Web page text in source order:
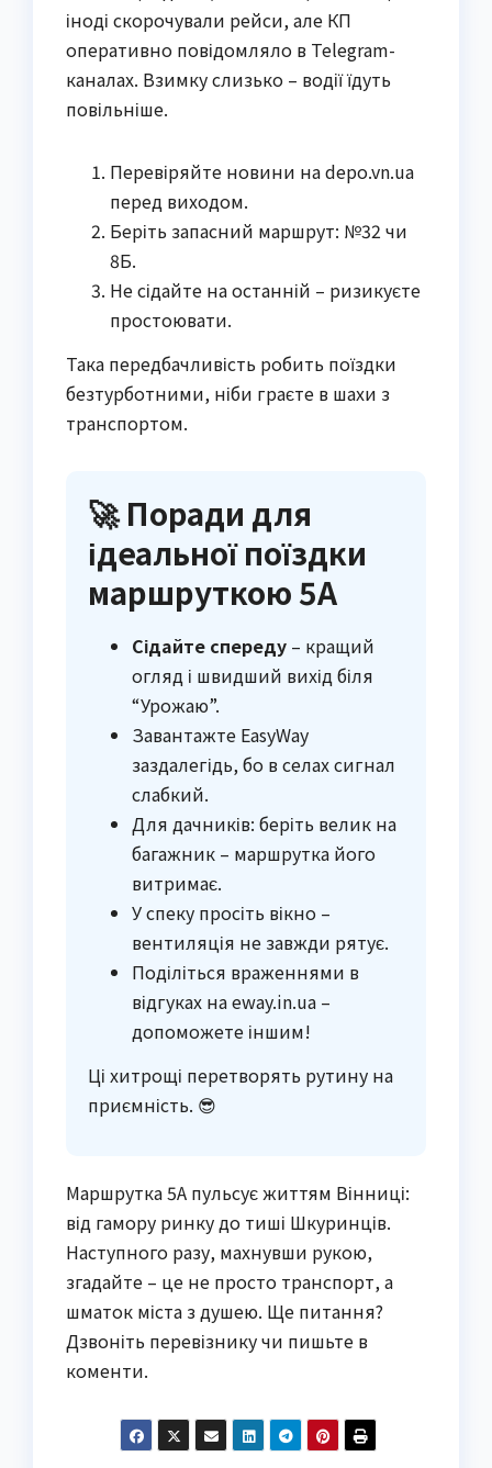
іноді скорочували рейси, але КП
оперативно повідомляло в Telegram-
каналах. Взимку слизько – водії їдуть
повільніше.
Перевіряйте новини на depo.vn.ua
перед виходом.
Беріть запасний маршрут: №32 чи
8Б.
Не сідайте на останній – ризикуєте
простоювати.
Така передбачливість робить поїздки
безтурботними, ніби граєте в шахи з
транспортом.
🚀 Поради для
ідеальної поїздки
маршруткою 5А
Сідайте спереду – кращий
огляд і швидший вихід біля
“Урожаю”.
Завантажте EasyWay
заздалегідь, бо в селах сигнал
слабкий.
Для дачників: беріть велик на
багажник – маршрутка його
витримає.
У спеку просіть вікно –
вентиляція не завжди рятує.
Поділіться враженнями в
відгуках на eway.in.ua –
допоможете іншим!
Ці хитрощі перетворять рутину на
приємність. 😎
Маршрутка 5А пульсує життям Вінниці:
від гамору ринку до тиші Шкуринців.
Наступного разу, махнувши рукою,
згадайте – це не просто транспорт, а
шматок міста з душею. Ще питання?
Дзвоніть перевізнику чи пишьте в
коменти.